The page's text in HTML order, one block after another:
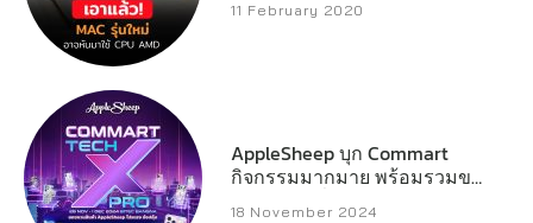
11 February 2020
AppleSheep บุก Commart
กิจกรรมมากมาย พร้อมรวมของ
แจกหลักหมื่น
18 November 2024